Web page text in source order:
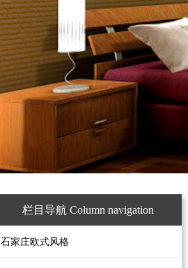
栏目导航 Column navigation
石家庄欧式风格